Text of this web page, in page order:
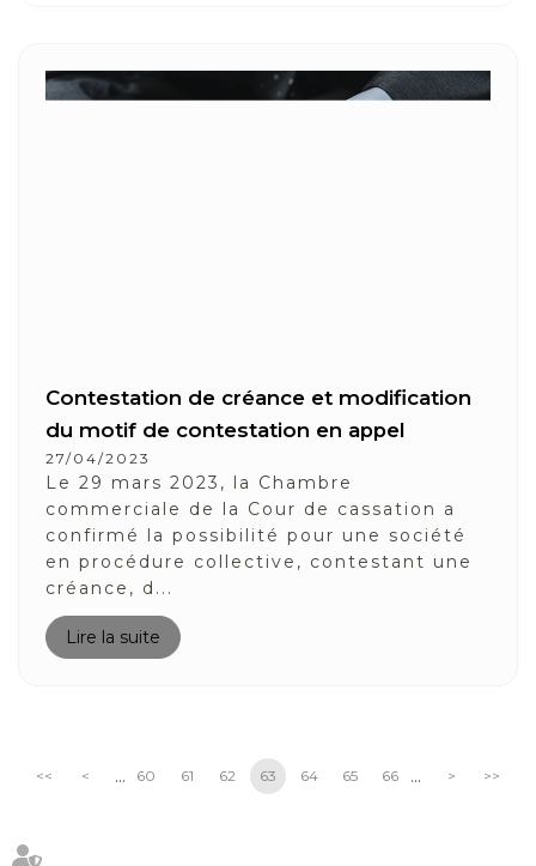
Contestation de créance et modification
du motif de contestation en appel
27/04/2023
Le 29 mars 2023, la Chambre
commerciale de la Cour de cassation a
confirmé la possibilité pour une société
en procédure collective, contestant une
créance, d...
Lire la suite
<< < ... 60 61 62 63 64 65 66 ... > >>